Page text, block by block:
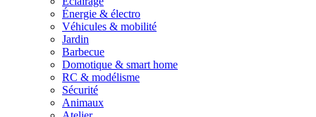
Énergie & électro
Véhicules & mobilité
Jardin
Barbecue
Domotique & smart home
RC & modélisme
Sécurité
Animaux